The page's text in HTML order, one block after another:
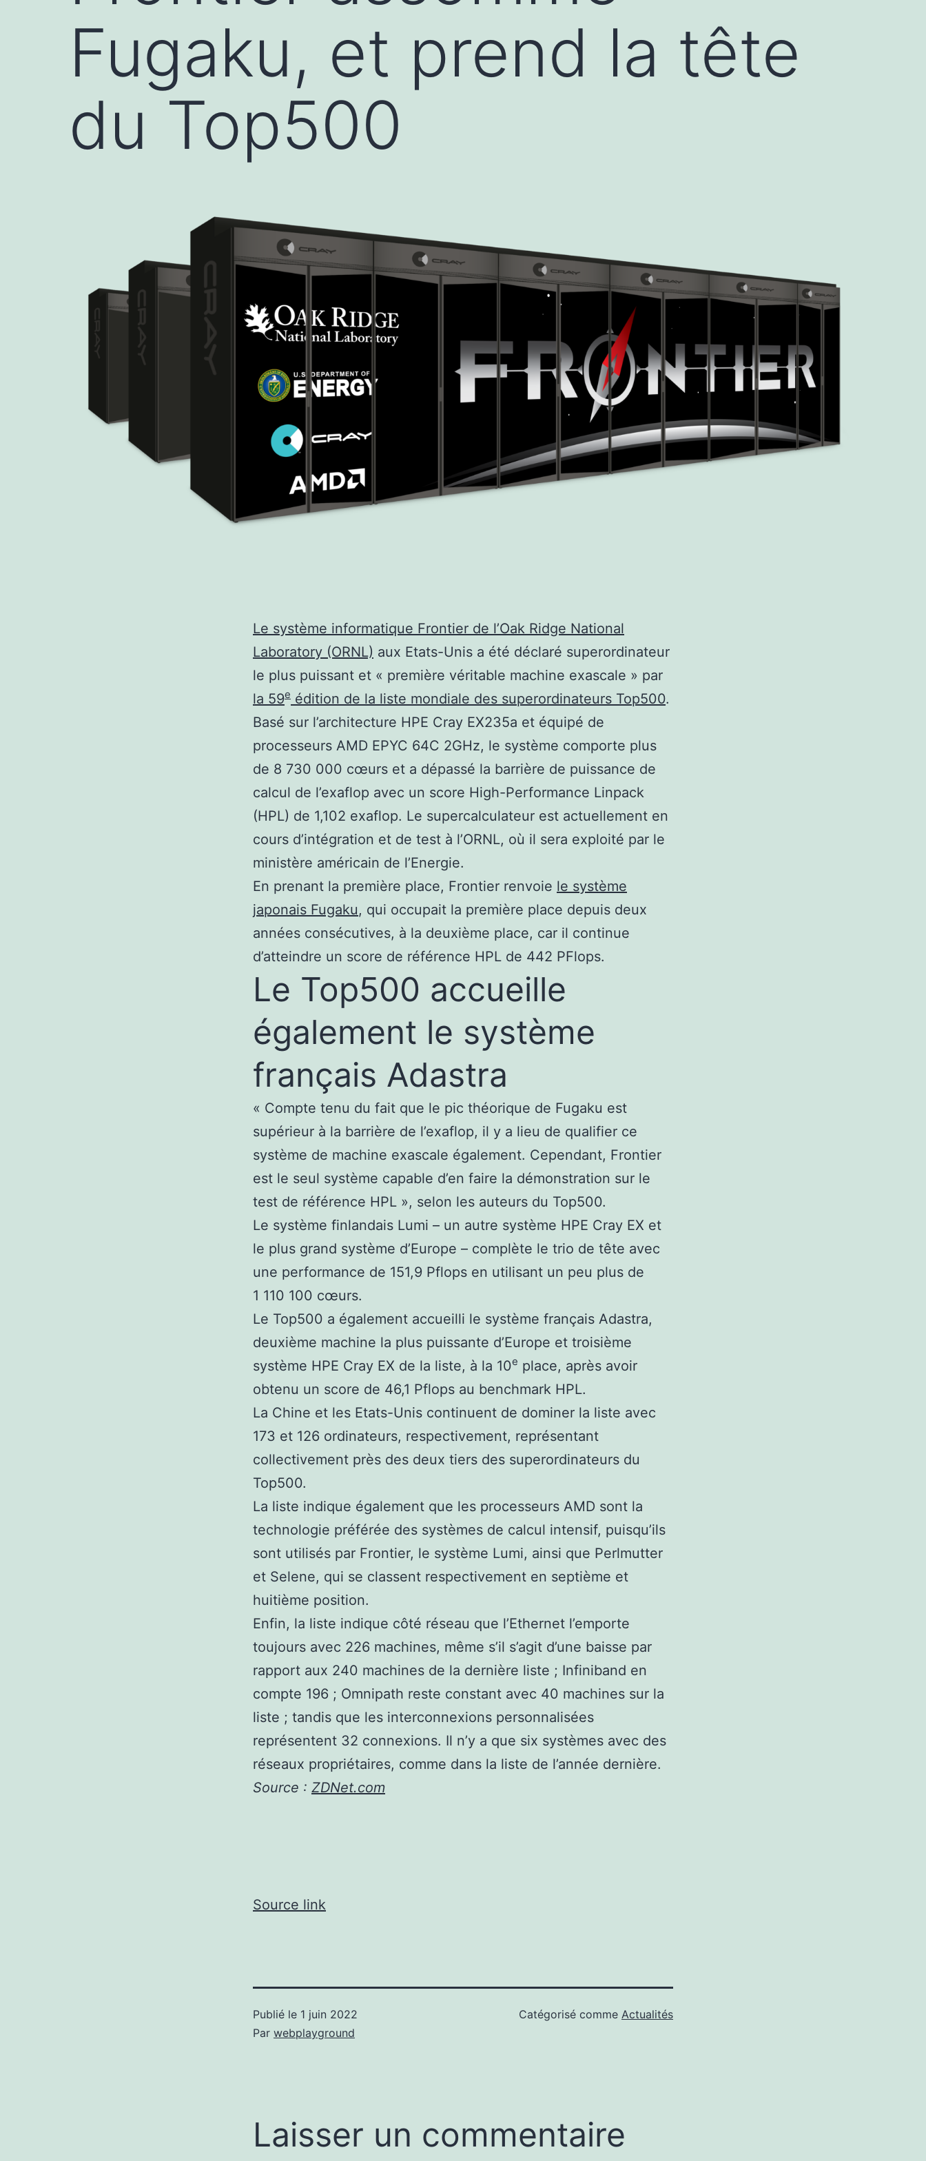
Fugaku, et prend la tête
du Top500
Le système informatique Frontier de l’Oak Ridge National
Laboratory (ORNL) aux Etats-Unis a été déclaré superordinateur
le plus puissant et « première véritable machine exascale » par
la 59e édition de la liste mondiale des superordinateurs Top500.
Basé sur l’architecture HPE Cray EX235a et équipé de
processeurs AMD EPYC 64C 2GHz, le système comporte plus
de 8 730 000 cœurs et a dépassé la barrière de puissance de
calcul de l’exaflop avec un score High-Performance Linpack
(HPL) de 1,102 exaflop. Le supercalculateur est actuellement en
cours d’intégration et de test à l’ORNL, où il sera exploité par le
ministère américain de l’Energie.
En prenant la première place, Frontier renvoie le système
japonais Fugaku, qui occupait la première place depuis deux
années consécutives, à la deuxième place, car il continue
d’atteindre un score de référence HPL de 442 PFlops.
Le Top500 accueille
également le système
français Adastra
« Compte tenu du fait que le pic théorique de Fugaku est
supérieur à la barrière de l’exaflop, il y a lieu de qualifier ce
système de machine exascale également. Cependant, Frontier
est le seul système capable d’en faire la démonstration sur le
test de référence HPL », selon les auteurs du Top500.
Le système finlandais Lumi – un autre système HPE Cray EX et
le plus grand système d’Europe – complète le trio de tête avec
une performance de 151,9 Pflops en utilisant un peu plus de
1 110 100 cœurs.
Le Top500 a également accueilli le système français Adastra,
deuxième machine la plus puissante d’Europe et troisième
système HPE Cray EX de la liste, à la 10e place, après avoir
obtenu un score de 46,1 Pflops au benchmark HPL.
La Chine et les Etats-Unis continuent de dominer la liste avec
173 et 126 ordinateurs, respectivement, représentant
collectivement près des deux tiers des superordinateurs du
Top500.
La liste indique également que les processeurs AMD sont la
technologie préférée des systèmes de calcul intensif, puisqu’ils
sont utilisés par Frontier, le système Lumi, ainsi que Perlmutter
et Selene, qui se classent respectivement en septième et
huitième position.
Enfin, la liste indique côté réseau que l’Ethernet l’emporte
toujours avec 226 machines, même s’il s’agit d’une baisse par
rapport aux 240 machines de la dernière liste ; Infiniband en
compte 196 ; Omnipath reste constant avec 40 machines sur la
liste ; tandis que les interconnexions personnalisées
représentent 32 connexions. Il n’y a que six systèmes avec des
réseaux propriétaires, comme dans la liste de l’année dernière.
Source : ZDNet.com
Source link
Publié le 1 juin 2022
Par webplayground
Catégorisé comme Actualités
Laisser un commentaire